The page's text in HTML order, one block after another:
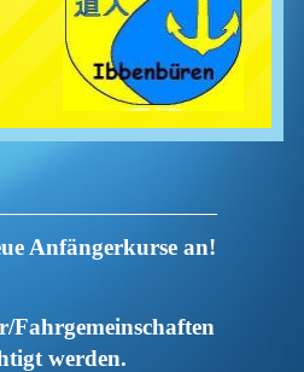
Anfängerkurse an!
Fahrgemeinschaften
werden.